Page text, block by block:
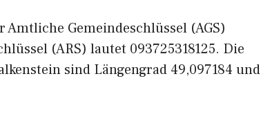
Gemeindeschlüssel (AGS)
(ARS) lautet 093725318125. Die
sind Längengrad 49,097184 und